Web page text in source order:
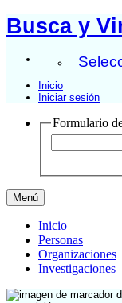
Busca y
Inicio
Iniciar sesión
Formulario
Menú
Inicio
Personas
Organizaciones
Investigaciones